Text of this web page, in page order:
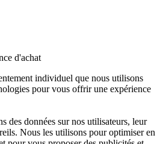
d'achat
individuel que nous utilisons
pour vous offrir une expérience
des données sur nos utilisateurs, leur
Nous les utilisons pour optimiser en